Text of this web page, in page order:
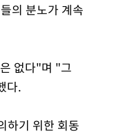
의 분노가 계속
없다"며 "그
다.
하기 위한 회동